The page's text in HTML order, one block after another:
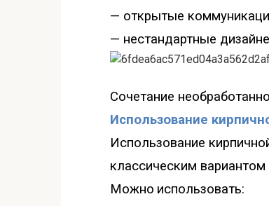
— открытые
— нестандартные
Сочетание
Использование
Использование
классическим вариантом
Можно использовать: